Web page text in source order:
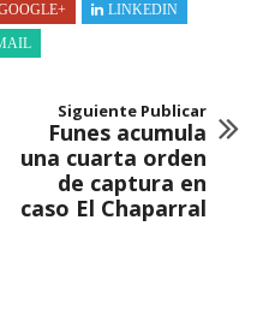
LINKEDIN
Siguiente Publicar
Funes acumula
una cuarta orden
de captura en
caso El Chaparral